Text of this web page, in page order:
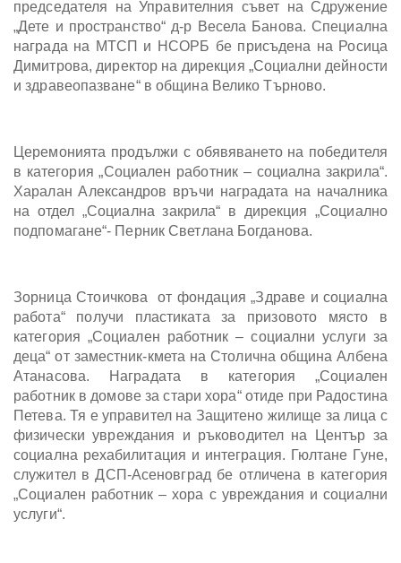
председателя на Управителния съвет на Сдружение
„Дете и пространство“ д-р Весела Банова. Специална
награда на МТСП и НСОРБ бе присъдена на Росица
Димитрова, директор на дирекция „Социални дейности
и здравеопазване“ в община Велико Търново.
Церемонията продължи с обявяването на победителя
в категория „Социален работник – социална закрила“.
Харалан Александров връчи наградата на началника
на отдел „Социална закрила“ в дирекция „Социално
подпомагане“- Перник Светлана Богданова.
Зорница Стоичкова от фондация „Здраве и социална
работа“ получи пластиката за призовото място в
категория „Социален работник – социални услуги за
деца“ от заместник-кмета на Столична община Албена
Атанасова. Наградата в категория „Социален
работник в домове за стари хора“ отиде при Радостина
Петева. Тя е управител на Защитено жилище за лица с
физически увреждания и ръководител на Център за
социална рехабилитация и интеграция. Гюлтане Гуне,
служител в ДСП-Асеновград бе отличена в категория
„Социален работник – хора с увреждания и социални
услуги“.